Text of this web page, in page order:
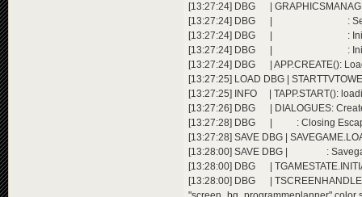
[13:27:24] DBG |
[13:27:24] DBG | :
[13:27:24] DBG | : Initialized
[13:27:24] DBG | : Initialized
[13:27:24] DBG | APP.CREATE():
[13:27:25] LOAD DBG |
[13:27:25] INFO | TAPP.START():
[13:27:26] DBG | DIALOGUES:
[13:27:28] DBG | : Closing
[13:27:28] SAVE DBG |
[13:28:00] SAVE DBG | :
[13:28:00] DBG |
[13:28:00] DBG |